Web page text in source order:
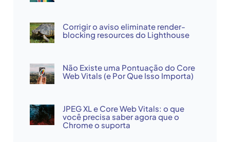
Corrigir o aviso eliminate render-
blocking resources do Lighthouse
Não Existe uma Pontuação do Core
Web Vitals (e Por Que Isso Importa)
JPEG XL e Core Web Vitals: o que
você precisa saber agora que o
Chrome o suporta